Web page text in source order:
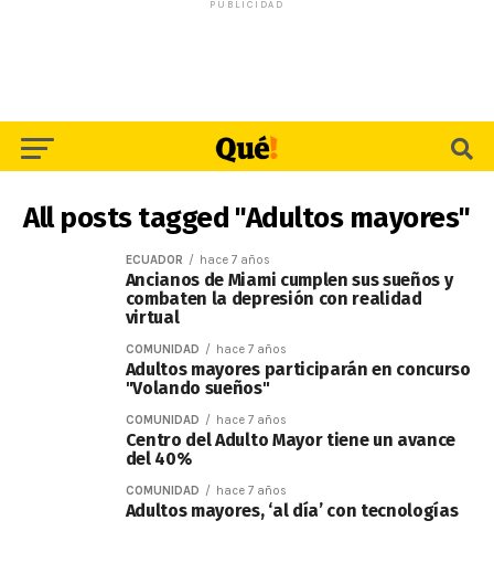
PUBLICIDAD
All posts tagged "Adultos mayores"
ECUADOR hace 7 años
Ancianos de Miami cumplen sus sueños y
combaten la depresión con realidad
virtual
COMUNIDAD hace 7 años
Adultos mayores participarán en concurso
"Volando sueños"
COMUNIDAD hace 7 años
Centro del Adulto Mayor tiene un avance
del 40%
COMUNIDAD hace 7 años
Adultos mayores, ‘al día’ con tecnologías